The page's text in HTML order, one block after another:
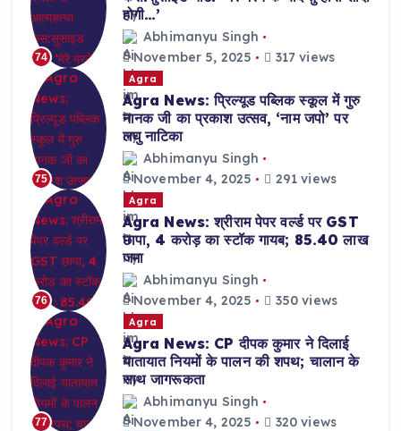
74
होगी…’
Abhimanyu Singh
November 5, 2025
317 views
75
Agra
Agra News: प्रिल्यूड पब्लिक स्कूल में गुरु
नानक जी का प्रकाश उत्सव, ‘नाम जपो’ पर
लघु नाटिका
Abhimanyu Singh
November 4, 2025
291 views
76
Agra
Agra News: श्रीराम पेपर वर्ल्ड पर GST
छापा, 4 करोड़ का स्टॉक गायब; 85.40 लाख
जमा
Abhimanyu Singh
November 4, 2025
350 views
77
Agra
Agra News: CP दीपक कुमार ने दिलाई
यातायात नियमों के पालन की शपथ; चालान के
साथ जागरूकता
Abhimanyu Singh
November 4, 2025
320 views